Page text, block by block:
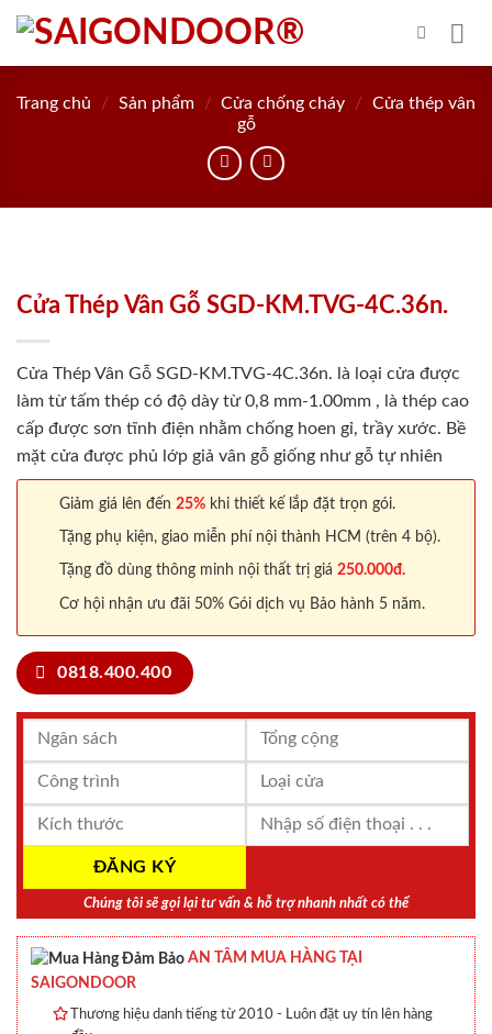
Skip
content
Trang chủ / Sản phẩm / Cửa chống cháy /
Cửa thép vân
gỗ
Cửa Thép Vân Gỗ SGD-KM.TVG-4C.36n.
Cửa Thép Vân Gỗ SGD-KM.TVG-4C.36n. là loại cửa được
làm từ tấm thép có độ dày từ 0,8 mm-1.00mm , là thép cao
cấp được sơn tĩnh điện nhằm chống hoen gỉ, trầy xước. Bề
mặt cửa được phủ lớp giả vân gỗ giống như gỗ tự nhiên
Giảm giá lên đến 25% khi thiết kế lắp đặt trọn gói.
Tặng phụ kiện, giao miễn phí nội thành HCM (trên 4 bộ).
Tặng đồ dùng thông minh nội thất trị giá 250.000đ.
Cơ hội nhận ưu đãi 50% Gói dịch vụ Bảo hành 5 năm.
0818.400.400
Chúng tôi sẽ gọi lại tư vấn & hỗ trợ nhanh nhất có thể
AN TÂM MUA HÀNG TẠI
SAIGONDOOR
Thương hiệu danh tiếng từ 2010 - Luôn đặt uy tín lên hàng